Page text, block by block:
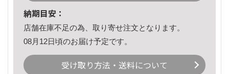
納期目安：
店舗在庫不足の為、取り寄せ注文となります。
08月12日頃のお届け予定です。
受け取り方法・送料について